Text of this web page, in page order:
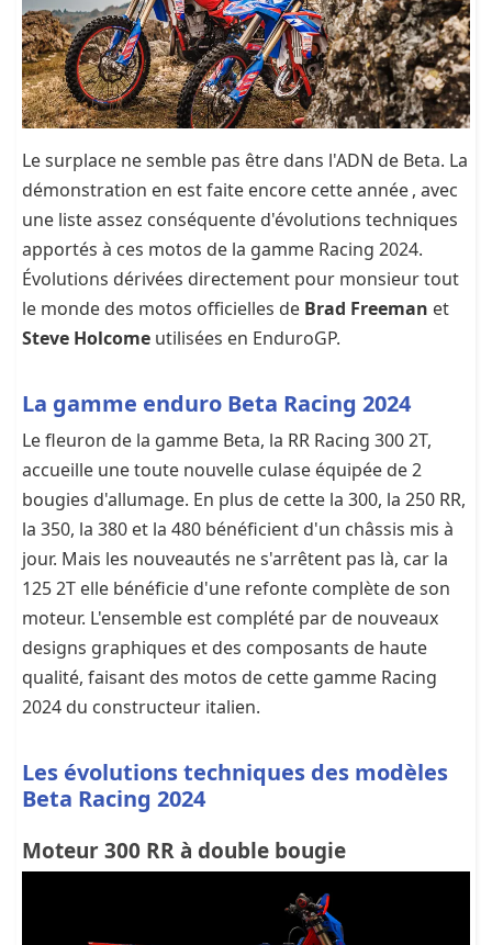
Le surplace ne semble pas être dans l'ADN de Beta. La
démonstration en est faite encore cette année , avec
une liste assez conséquente d'évolutions techniques
apportés à ces motos de la gamme Racing 2024.
Évolutions dérivées directement pour monsieur tout
le monde des motos officielles de Brad Freeman et
Steve Holcome utilisées en EnduroGP.
La gamme enduro Beta Racing 2024
Le fleuron de la gamme Beta, la RR Racing 300 2T,
accueille une toute nouvelle culase équipée de 2
bougies d'allumage. En plus de cette la 300, la 250 RR,
la 350, la 380 et la 480 bénéficient d'un châssis mis à
jour. Mais les nouveautés ne s'arrêtent pas là, car la
125 2T elle bénéficie d'une refonte complète de son
moteur. L'ensemble est complété par de nouveaux
designs graphiques et des composants de haute
qualité, faisant des motos de cette gamme Racing
2024 du constructeur italien.
Les évolutions techniques des modèles
Beta Racing 2024
Moteur 300 RR à double bougie